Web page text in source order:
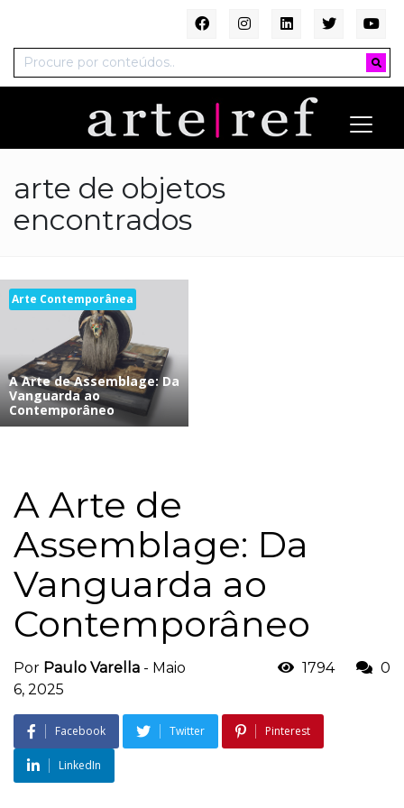
arte de objetos
encontrados
Arte Contemporânea
A Arte de Assemblage: Da
Vanguarda ao
Contemporâneo
A Arte de
Assemblage: Da
Vanguarda ao
Contemporâneo
Por Paulo Varella - Maio
6, 2025
1794 0
Facebook Twitter Pinterest
LinkedIn